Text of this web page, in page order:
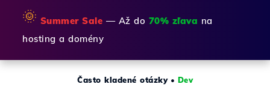
🌞 Summer Sale — Až do 70% zľava na
hosting a domény
Často kladené otázky• Dev